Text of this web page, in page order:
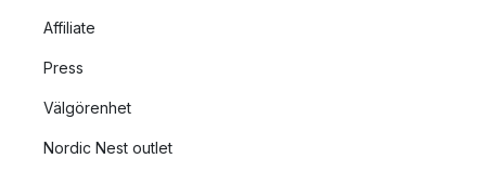
Affiliate
Press
Välgörenhet
Nordic Nest outlet